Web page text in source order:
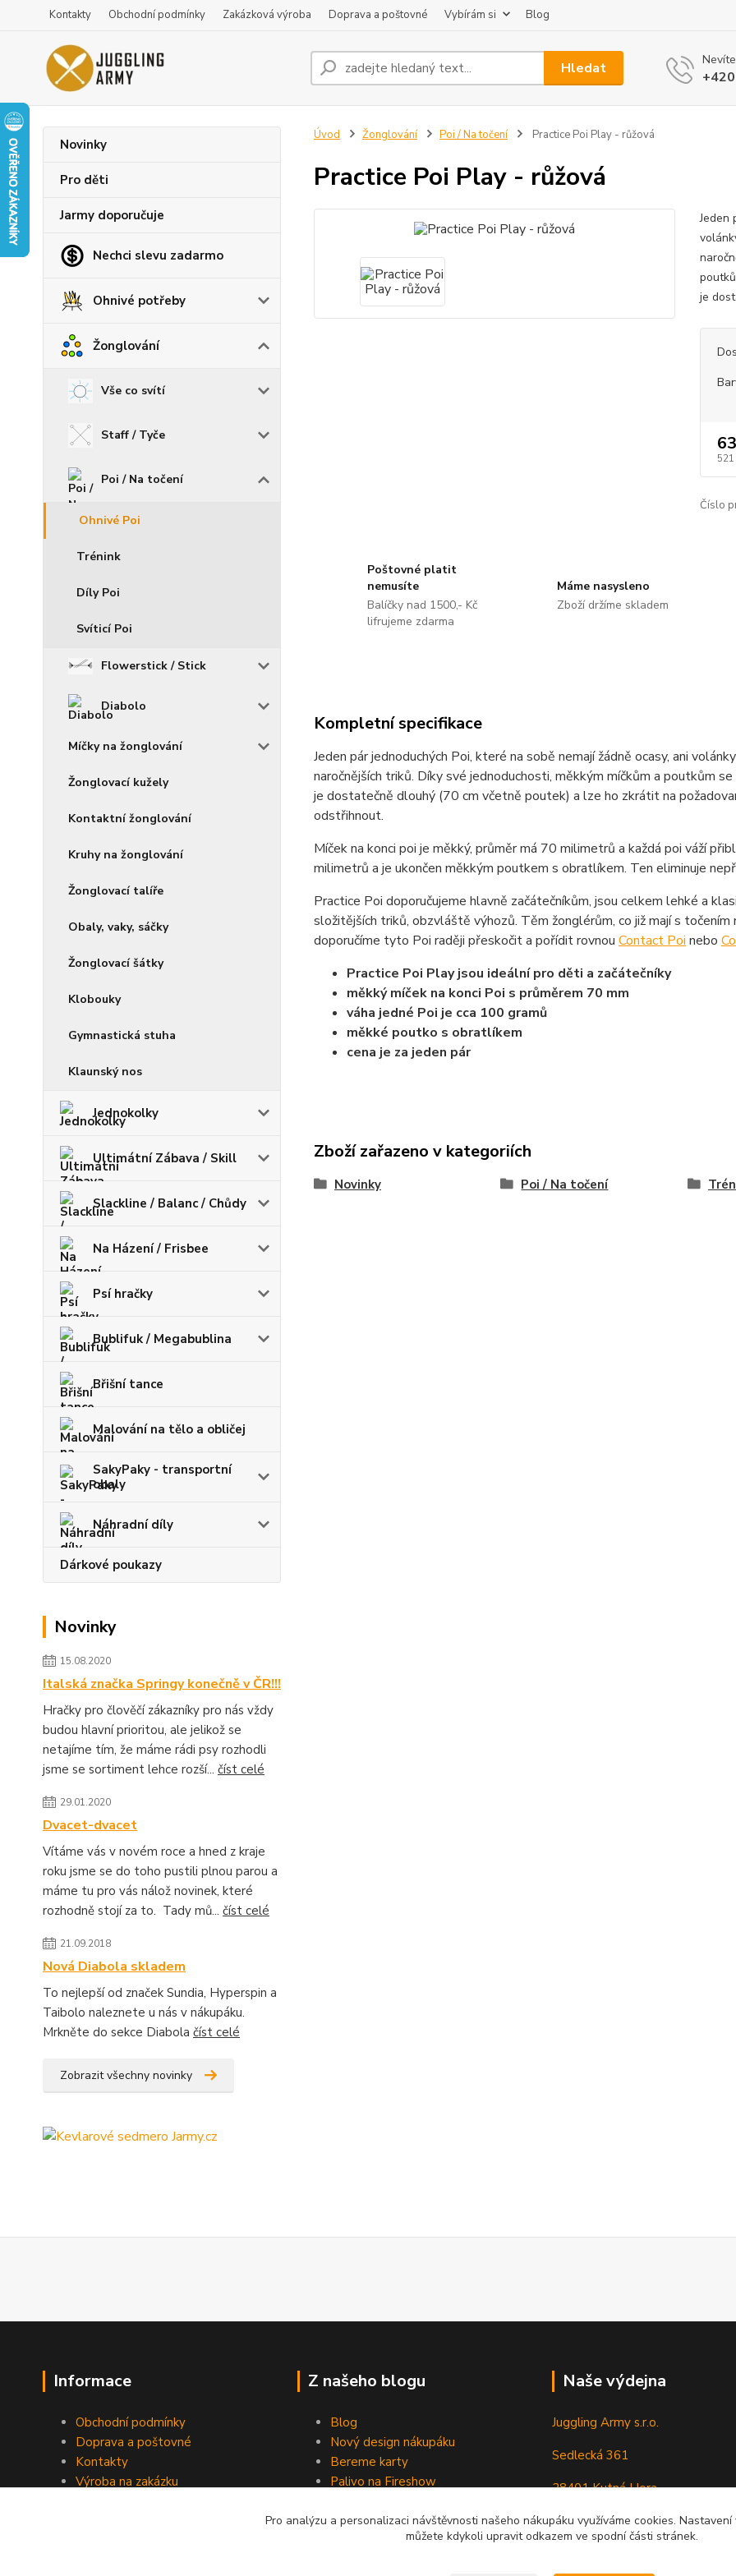
Kontakty Obchodní podmínky Zakázková výroba Doprava a poštovné Vybírám si Blog
Hledat
Novinky
Pro děti
Jarmy doporučuje
Nechci slevu zadarmo
Ohnivé potřeby
Žonglování
Vše co svítí
Staff / Tyče
Poi / Na točení
Ohnivé Poi
Trénink
Díly Poi
Svíticí Poi
Flowerstick / Stick
Diabolo
Míčky na žonglování
Žonglovací kužely
Kontaktní žonglování
Kruhy na žonglování
Žonglovací talíře
Obaly, vaky, sáčky
Žonglovací šátky
Klobouky
Gymnastická stuha
Klaunský nos
Jednokolky
Ultimátní Zábava / Skill
Slackline / Balanc / Chůdy
Na Házení / Frisbee
Psí hračky
Bublifuk / Megabublina
Břišní tance
Malování na tělo a obličej
SakyPaky - transportní
obaly
Náhradní díly
Dárkové poukazy
Novinky
15.08.2020
Italská značka Springy konečně v ČR!!!
Hračky pro člověčí zákazníky pro nás vždy
budou hlavní prioritou, ale jelikož se
netajíme tím, že máme rádi psy rozhodli
jsme se sortiment lehce rozší... číst celé
29.01.2020
Dvacet-dvacet
Vítáme vás v novém roce a hned z kraje
roku jsme se do toho pustili plnou parou a
máme tu pro vás nálož novinek, které
rozhodně stojí za to. Tady mů... číst celé
21.09.2018
Nová Diabola skladem
To nejlepší od značek Sundia, Hyperspin a
Taibolo naleznete u nás v nákupáku.
Mrkněte do sekce Diabola číst celé
Zobrazit všechny novinky
Úvod Žonglování Poi / Na točení Practice Poi Play - růžová
Practice Poi Play - růžová
Jeden
je
521
Číslo
Poštovné platit
nemusíte
Balíčky nad 1500,- Kč
lifrujeme zdarma
Máme nasysleno
Zboží držíme skladem
Kompletní specifikace
Jeden pár jednoduchých Poi, které na sobě nemají žádně ocasy, ani
naročnějších triků. Díky své jednoduchosti, měkkým míčkům a poutkům
je dostatečně dlouhý (70 cm včetně poutek) a lze ho zkrátit na
odstřihnout.
Míček na konci poi je měkký, průměr má 70 milimetrů a každá poi váží
milimetrů a je ukončen měkkým poutkem s obratlíkem. Ten eliminuje
Practice Poi doporučujeme hlavně začátečníkům, jsou celkem lehké a
složitějších triků, obzvláště výhozů. Těm žonglérům, co již mají s
doporučíme tyto Poi raději přeskočit a pořídit rovnou Contact Poi nebo
Practice Poi Play jsou ideální pro děti a začátečníky
měkký míček na konci Poi s průměrem 70 mm
váha jedné Poi je cca 100 gramů
měkké poutko s obratlíkem
cena je za jeden pár
Zboží zařazeno v kategoriích
Novinky Poi / Na točení
Informace
Obchodní podmínky
Doprava a poštovné
Kontakty
Výroba na zakázku
Z našeho blogu
Blog
Nový design nákupáku
Bereme karty
Palivo na Fireshow
Naše výdejna
Juggling Army s.r.o.
Sedlecká 361
28401 Kutná Hora
Pro analýzu a personalizaci návštěvnosti našeho nákupáku využíváme cookies.
můžete kdykoli upravit odkazem ve spodní části stránek.